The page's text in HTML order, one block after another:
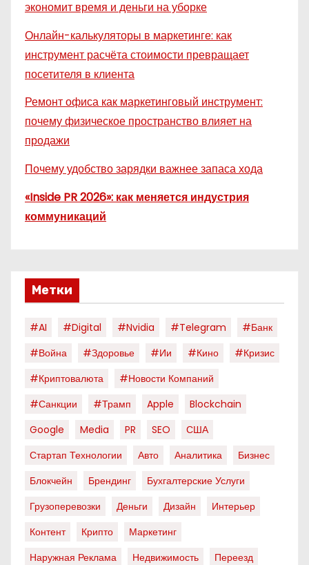
экономит время и деньги на уборке
Онлайн-калькуляторы в маркетинге: как
инструмент расчёта стоимости превращает
посетителя в клиента
Ремонт офиса как маркетинговый инструмент:
почему физическое пространство влияет на
продажи
Почему удобство зарядки важнее запаса хода
«Inside PR 2026»: как меняется индустрия
коммуникаций
Метки
#AI #digital #nvidia #telegram
#банк
#война
#здоровье #ии #кино
#кризис
#криптовалюта
#новости Компаний
#санкции
#трамп Apple
Blockchain
Google
Media PR SEO
США
Стартап Технологии
Авто Аналитика
Бизнес
Блокчейн
Брендинг
Бухгалтерские Услуги
Грузоперевозки
Деньги Дизайн
Интерьер
Контент
Крипто
Маркетинг
Наружная Реклама
Недвижимость
Переезд